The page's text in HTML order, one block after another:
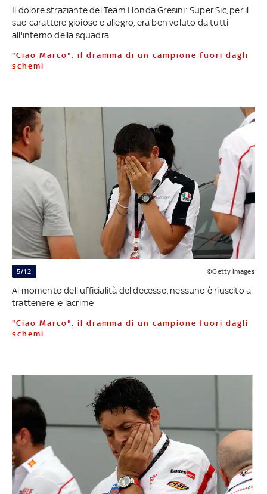
Il dolore straziante del Team Honda Gresini: Super Sic, per il
suo carattere gioioso e allegro, era ben voluto da tutti
all'interno della squadra
"Ciao Marco", il dramma di un campione fuori dagli
schemi
5/12 ©Getty Images
Al momento dell'ufficialità del decesso, nessuno è riuscito a
trattenere le lacrime
"Ciao Marco", il dramma di un campione fuori dagli
schemi